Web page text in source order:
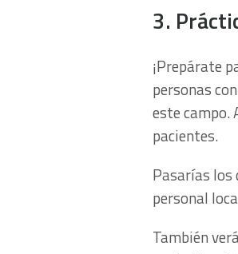
3.
¡Prepárate
personas
este campo.
pacientes.
Pasarías los
personal
También